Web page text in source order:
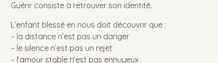
Guérir consiste à retrouver son identité.
L’enfant blessé en nous doit découvrir que :
– la distance n’est pas un danger
– le silence n’est pas un rejet
– l’amour stable n’est pas ennuyeux